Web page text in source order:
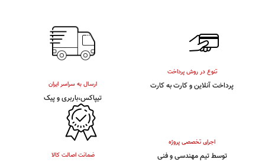
تنوع در روش پرداخت
پرداخت آنلاین و کارت به کارت ارسال به سراسر ایران
تیپاکس،باربری و پیک
اجرای تخصصی پروژه
توسط تیم مهندسی و فنی ضمانت اصالت کالا